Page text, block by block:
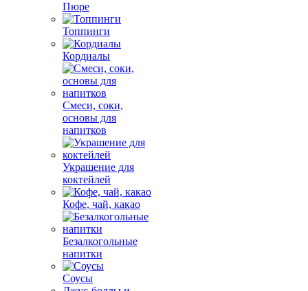
Пюре
Топпинги
Кордиалы
Смеси, соки,
основы для
напитков
Украшение для
коктейлей
Кофе, чай, какао
Безалкогольные
напитки
Соусы